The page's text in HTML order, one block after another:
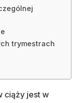
trymestrach
ciąży jest w